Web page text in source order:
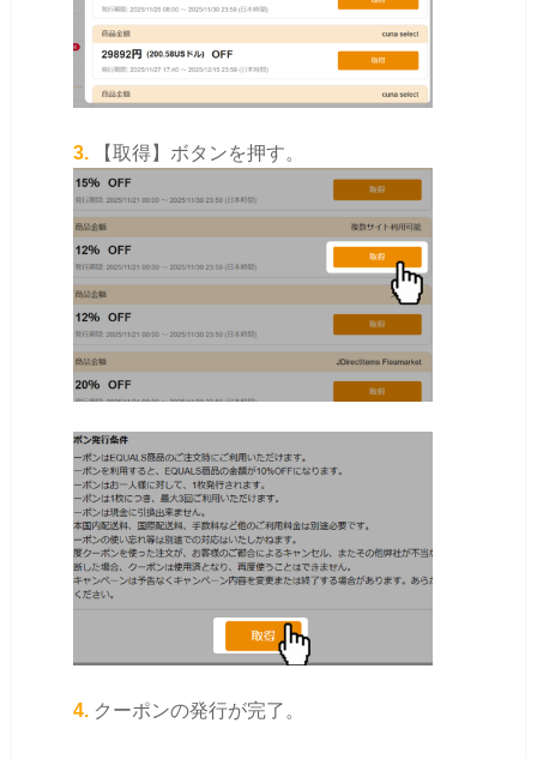
3. 【取得】ボタンを押す。
4. クーポンの発行が完了。